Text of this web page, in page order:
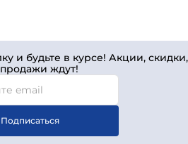
и будьте в курсе! Акции, скидки,
ждут!
Подписаться